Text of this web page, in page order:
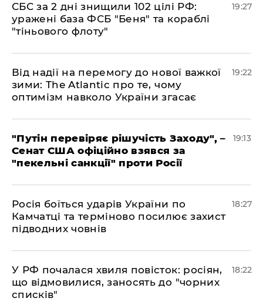
​СБС за 2 дні знищили 102 цілі РФ:
уражені база ФСБ "Беня" та кораблі
"тіньового флоту"
19:27
​Від надії на перемогу до нової важкої
зими: The Atlantic про те, чому
оптимізм навколо України згасає
19:22
​"Путін перевіряє рішучість Заходу", –
Сенат США офіційно взявся за
"пекельні санкції" проти Росії
19:13
​Росія боїться ударів України по
Камчатці та терміново посилює захист
підводних човнів
18:27
​У РФ почалася хвиля повісток: росіян,
що відмовилися, заносять до "чорних
списків"
18:22